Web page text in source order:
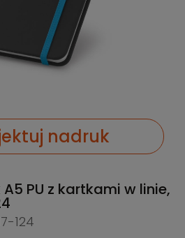
nadruk
A5 PU z kartkami w linie,
124